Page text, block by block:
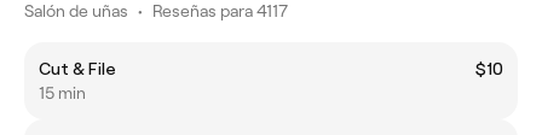
Salón de uñas • Reseñas para 4117
Cut & File
$10
15 min